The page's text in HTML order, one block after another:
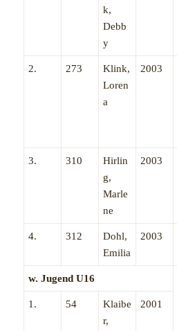
k,
Debb
y
2. 273
Klink,
Loren
a
2003
3. 310
Hirlin
g,
Marle
ne
2003
4. 312
Dohl,
Emilia
2003
w. Jugend U16
1. 54
Klaibe
r,
2001